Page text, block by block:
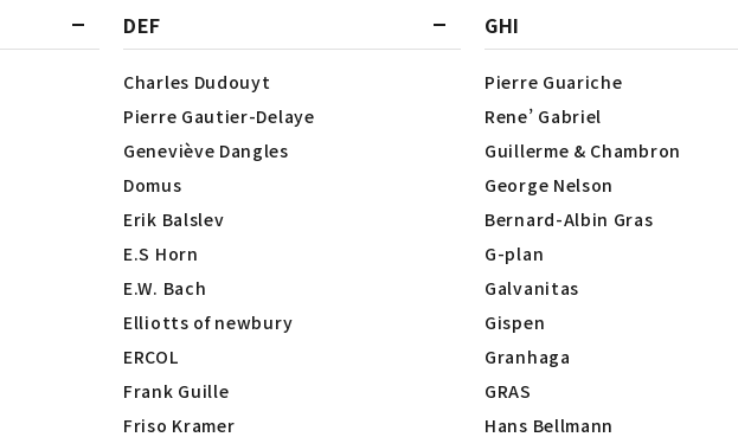
DEF
Charles Dudouyt
Pierre Gautier-Delaye
Geneviève Dangles
Domus
Erik Balslev
E.S Horn
E.W. Bach
Elliotts of newbury
ERCOL
Frank Guille
Friso Kramer
GHI
Pierre Guariche
Rene’ Gabriel
Guillerme & Chambron
George Nelson
Bernard-Albin Gras
G-plan
Galvanitas
Gispen
Granhaga
GRAS
Hans Bellmann